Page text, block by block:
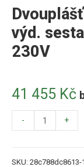
výd.
230V
41 455 Kč
- +
SKU: 28c788dc8613-1